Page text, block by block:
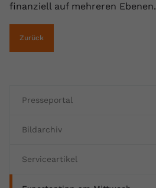
Presseportal
Bildarchiv
Serviceartikel
finanziell auf mehreren Ebenen.
Zurück
Anbieter